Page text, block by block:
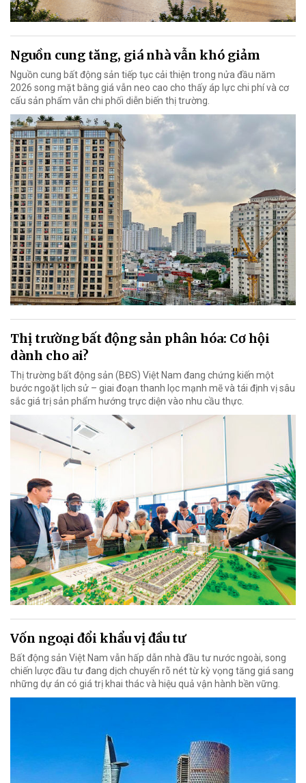
Nguồn cung tăng, giá nhà vẫn khó giảm
Nguồn cung bất động sản tiếp tục cải thiện trong nửa đầu năm
2026 song mặt bằng giá vẫn neo cao cho thấy áp lực chi phí và cơ
cấu sản phẩm vẫn chi phối diễn biến thị trường.
Thị trường bất động sản phân hóa: Cơ hội
dành cho ai?
Thị trường bất động sản (BĐS) Việt Nam đang chứng kiến một
bước ngoặt lịch sử – giai đoạn thanh lọc mạnh mẽ và tái định vị sâu
sắc giá trị sản phẩm hướng trực diện vào nhu cầu thực.
Vốn ngoại đổi khẩu vị đầu tư
Bất động sản Việt Nam vẫn hấp dẫn nhà đầu tư nước ngoài, song
chiến lược đầu tư đang dịch chuyển rõ nét từ kỳ vọng tăng giá sang
những dự án có giá trị khai thác và hiệu quả vận hành bền vững.